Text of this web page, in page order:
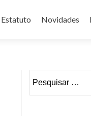
Estatuto Novidades
por: